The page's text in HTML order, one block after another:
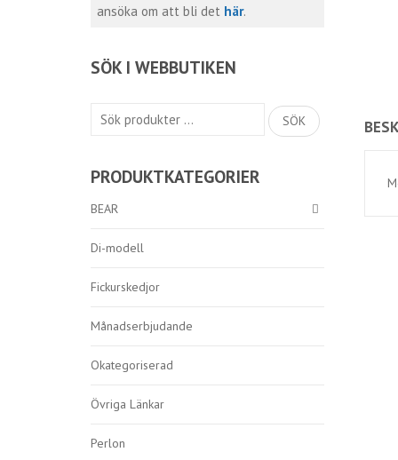
ansöka om att bli det här.
SÖK I WEBBUTIKEN
Sök
SÖK
PRODUKTKATEGORIER
BEAR
Di-modell
Fickurskedjor
Månadserbjudande
Okategoriserad
Övriga Länkar
Perlon